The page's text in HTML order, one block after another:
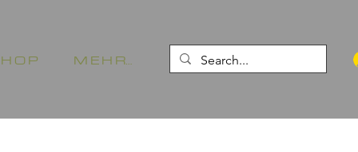
O P M E H R…